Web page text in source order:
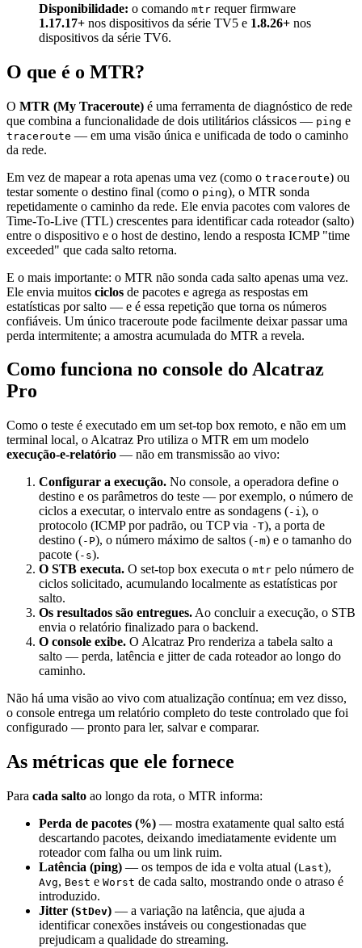
Disponibilidade: o comando mtr requer firmware
1.17.17+ nos dispositivos da série TV5 e 1.8.26+ nos
dispositivos da série TV6.
O que é o MTR?
O MTR (My Traceroute) é uma ferramenta de diagnóstico de rede
que combina a funcionalidade de dois utilitários clássicos — ping e
traceroute — em uma visão única e unificada de todo o caminho
da rede.
Em vez de mapear a rota apenas uma vez (como o traceroute) ou
testar somente o destino final (como o ping), o MTR sonda
repetidamente o caminho da rede. Ele envia pacotes com valores de
Time-To-Live (TTL) crescentes para identificar cada roteador (salto)
entre o dispositivo e o host de destino, lendo a resposta ICMP "time
exceeded" que cada salto retorna.
E o mais importante: o MTR não sonda cada salto apenas uma vez.
Ele envia muitos ciclos de pacotes e agrega as respostas em
estatísticas por salto — e é essa repetição que torna os números
confiáveis. Um único traceroute pode facilmente deixar passar uma
perda intermitente; a amostra acumulada do MTR a revela.
Como funciona no console do Alcatraz
Pro
Como o teste é executado em um set-top box remoto, e não em um
terminal local, o Alcatraz Pro utiliza o MTR em um modelo
execução-e-relatório — não em transmissão ao vivo:
Configurar a execução. No console, a operadora define o
destino e os parâmetros do teste — por exemplo, o número de
ciclos a executar, o intervalo entre as sondagens (-i), o
protocolo (ICMP por padrão, ou TCP via -T), a porta de
destino (-P), o número máximo de saltos (-m) e o tamanho do
pacote (-s).
O STB executa. O set-top box executa o mtr pelo número de
ciclos solicitado, acumulando localmente as estatísticas por
salto.
Os resultados são entregues. Ao concluir a execução, o STB
envia o relatório finalizado para o backend.
O console exibe. O Alcatraz Pro renderiza a tabela salto a
salto — perda, latência e jitter de cada roteador ao longo do
caminho.
Não há uma visão ao vivo com atualização contínua; em vez disso,
o console entrega um relatório completo do teste controlado que foi
configurado — pronto para ler, salvar e comparar.
As métricas que ele fornece
Para cada salto ao longo da rota, o MTR informa:
Perda de pacotes (%) — mostra exatamente qual salto está
descartando pacotes, deixando imediatamente evidente um
roteador com falha ou um link ruim.
Latência (ping) — os tempos de ida e volta atual (Last),
Avg, Best e Worst de cada salto, mostrando onde o atraso é
introduzido.
Jitter (StDev) — a variação na latência, que ajuda a
identificar conexões instáveis ou congestionadas que
prejudicam a qualidade do streaming.